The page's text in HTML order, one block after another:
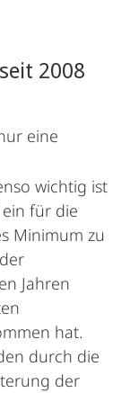
2008
eine
wichtig ist
für die
Minimum zu
Jahren
hat.
durch die
der